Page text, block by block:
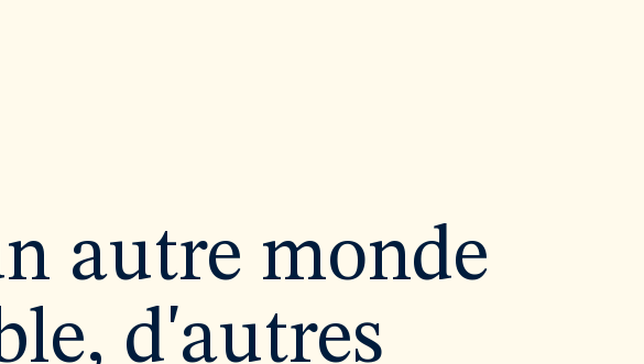
autre monde
d'autres